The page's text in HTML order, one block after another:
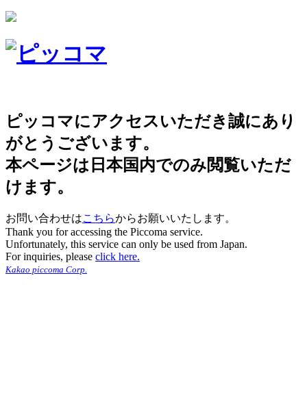
ピッコマにアクセスいただき誠にあり
がとうございます。
本ページは日本国内でのみ閲覧いただ
けます。
お問い合わせはこちらからお願いいたします。
Thank you for accessing the Piccoma service.
Unfortunately, this service can only be used from Japan.
For inquiries, please click here.
Kakao piccoma Corp.